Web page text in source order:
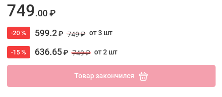
749.00 ₽
-20 % 599.2₽ 749 ₽ от 3 шт
-15 % 636.65₽ 749 ₽ от 2 шт
Товар закончился